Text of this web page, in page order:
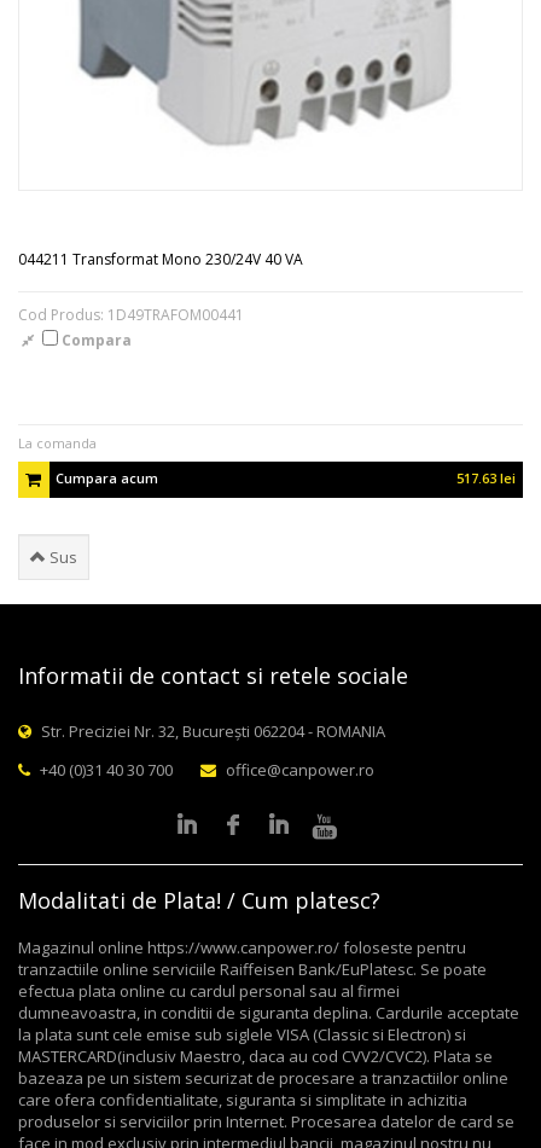
044211 Transformat Mono 230/24V 40 VA
Cod Produs: 1D49TRAFOM00441
Compara
La comanda
Cumpara acum
517.63 lei
Sus
Informatii de contact si retele sociale
Str. Preciziei Nr. 32, București 062204 - ROMANIA
+40 (0)31 40 30 700
office@canpower.ro
Modalitati de Plata! / Cum platesc?
Magazinul online https://www.canpower.ro/ foloseste pentru
tranzactiile online serviciile Raiffeisen Bank/EuPlatesc. Se poate
efectua plata online cu cardul personal sau al firmei
dumneavoastra, in conditii de siguranta deplina. Cardurile acceptate
la plata sunt cele emise sub siglele VISA (Classic si Electron) si
MASTERCARD(inclusiv Maestro, daca au cod CVV2/CVC2). Plata se
bazeaza pe un sistem securizat de procesare a tranzactiilor online
care ofera confidentialitate, siguranta si simplitate in achizitia
produselor si serviciilor prin Internet. Procesarea datelor de card se
face in mod exclusiv prin intermediul bancii, magazinul nostru nu